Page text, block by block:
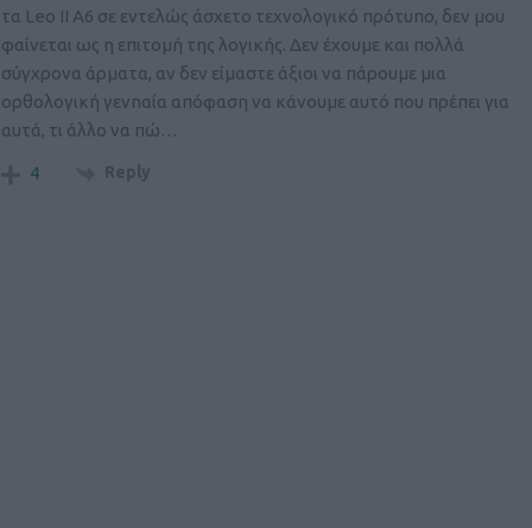
τα Leo II A6 σε εντελώς άσχετο τεχνολογικό πρότυπο, δεν μου
φαίνεται ως η επιτομή της λογικής. Δεν έχουμε και πολλά
σύγχρονα άρματα, αν δεν είμαστε άξιοι να πάρουμε μια
ορθολογική γενnαία απόφαση να κάνουμε αυτό που πρέπει για
αυτά, τι άλλο να πώ…
4 Reply